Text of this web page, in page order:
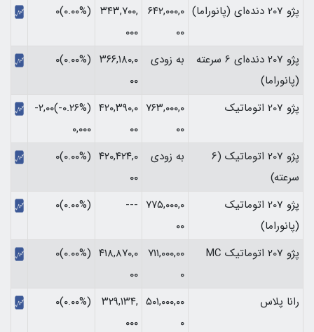
پژو 207 دنده‌ای (پانوراما)
۶۴۲,۰۰۰,۰
۰۰
۳۴۳,۷۰۰,
۰۰۰
(۰.۰۰%)۰
پژو 207 دنده‌ای 6 سرعته
(پانوراما)
به زودی
۳۶۶,۱۸۰,۰
۰۰
(۰.۰۰%)۰
پژو 207 اتوماتیک
۷۶۳,۰۰۰,۰
۰۰
۴۲۰,۳۹۰,۰
۰۰
(‎-۰.۲۶%‏)‎-۲,۰۰
۰,۰۰۰‏
پژو 207 اتوماتیک (6
سرعته)
به زودی
۴۲۰,۴۲۴,۰
۰۰
(۰.۰۰%)۰
پژو 207 اتوماتیک
(پانوراما)
۷۷۵,۰۰۰,۰
۰۰
--- (۰.۰۰%)۰
پژو 207 اتوماتیک MC
۷۱۱,۰۰۰,۰۰
۰
۴۱۸,۸۷۰,۰
۰۰
(۰.۰۰%)۰
رانا پلاس
۵۰۱,۰۰۰,۰۰
۰
۳۲۹,۱۳۴,
۰۰۰
(۰.۰۰%)۰